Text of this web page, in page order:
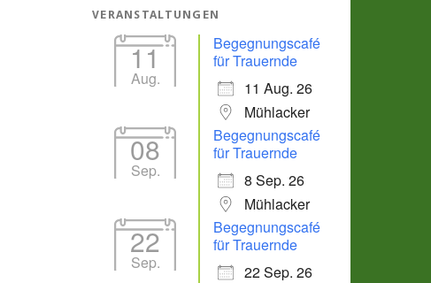
Office 365 Outlook Live
VERANSTALTUNGEN
11
Aug.
Begegnungscafé
für Trauernde
11 Aug. 26
Mühlacker
08
Sep.
Begegnungscafé
für Trauernde
8 Sep. 26
Mühlacker
22
Sep.
Begegnungscafé
für Trauernde
22 Sep. 26